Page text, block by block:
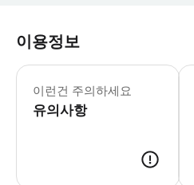
이용정보
이런건 주의하세요
유의사항
.